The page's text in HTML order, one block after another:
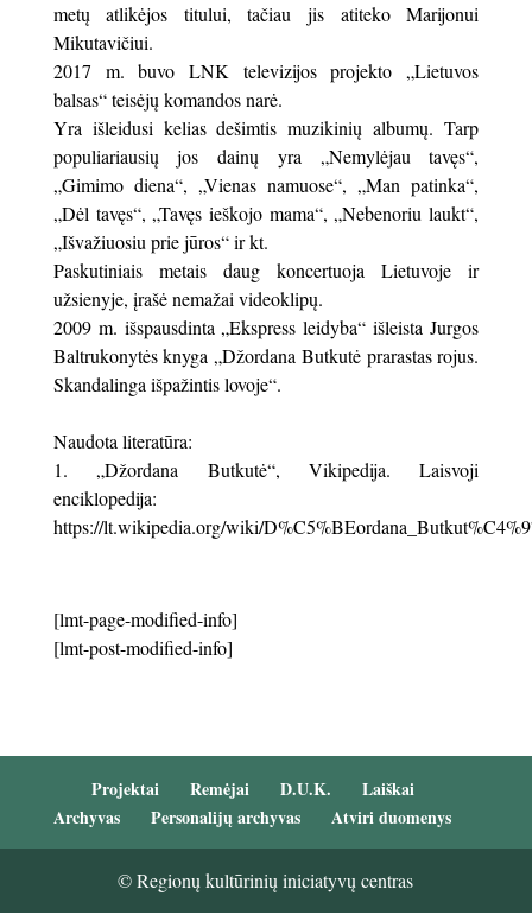
metų atlikėjos titului, tačiau jis atiteko Marijonui
Mikutavičiui.
2017 m. buvo LNK televizijos projekto „Lietuvos
balsas“ teisėjų komandos narė.
Yra išleidusi kelias dešimtis muzikinių albumų. Tarp
populiariausių jos dainų yra „Nemylėjau tavęs“,
„Gimimo diena“, „Vienas namuose“, „Man patinka“,
„Dėl tavęs“, „Tavęs ieškojo mama“, „Nebenoriu laukt“,
„Išvažiuosiu prie jūros“ ir kt.
Paskutiniais metais daug koncertuoja Lietuvoje ir
užsienyje, įrašė nemažai videoklipų.
2009 m. išspausdinta „Ekspress leidyba“ išleista Jurgos
Baltrukonytės knyga „Džordana Butkutė prarastas rojus.
Skandalinga išpažintis lovoje“.
Naudota literatūra:
„Džordana Butkutė“, Vikipedija. Laisvoji
enciklopedija:
https://lt.wikipedia.org/wiki/
[lmt-page-modified-info]
[lmt-post-modified-info]
Projektai Remėjai D.U.K.
Laiškai
Archyvas
Personalijų archyvas Atviri duomenys
© Regionų kultūrinių iniciatyvų centras